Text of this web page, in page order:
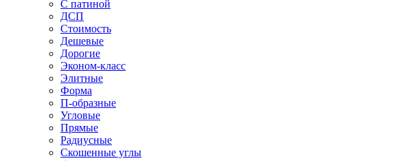
С патиной
ДСП
Стоимость
Дешевые
Дорогие
Эконом-класс
Элитные
Форма
П-образные
Угловые
Прямые
Радиусные
Скошенные углы